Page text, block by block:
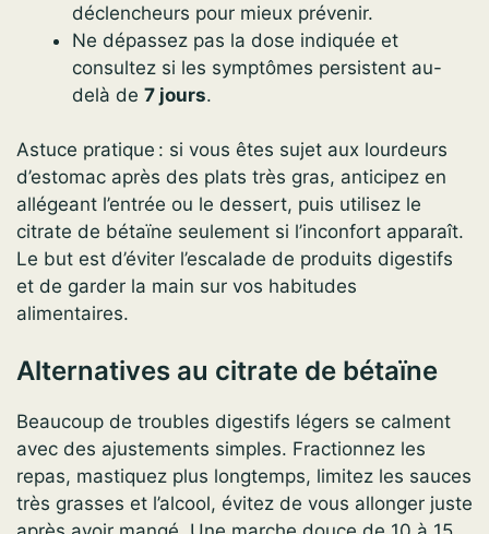
déclencheurs pour mieux prévenir.
Ne dépassez pas la dose indiquée et
consultez si les symptômes persistent au-
delà de 7 jours.
Astuce pratique : si vous êtes sujet aux lourdeurs
d’estomac après des plats très gras, anticipez en
allégeant l’entrée ou le dessert, puis utilisez le
citrate de bétaïne seulement si l’inconfort apparaît.
Le but est d’éviter l’escalade de produits digestifs
et de garder la main sur vos habitudes
alimentaires.
Alternatives au citrate de bétaïne
Beaucoup de troubles digestifs légers se calment
avec des ajustements simples. Fractionnez les
repas, mastiquez plus longtemps, limitez les sauces
très grasses et l’alcool, évitez de vous allonger juste